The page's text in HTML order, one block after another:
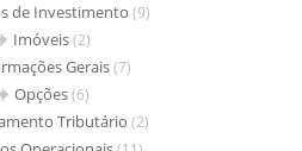
de Investimento (9)
Imóveis(2)
Gerais(7)
Opções(6)
Tributário (2)